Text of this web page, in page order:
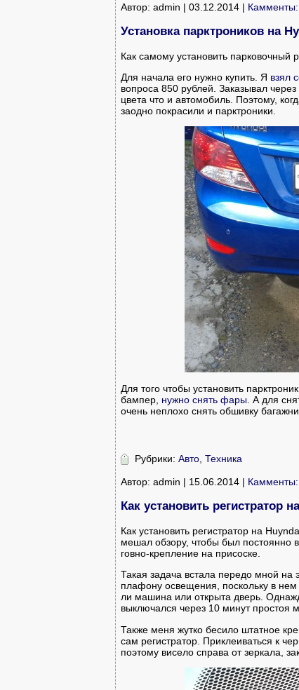
Автор: admin | 03.12.2014 | Камменты:
Установка парктроников на
Как самому установить парковочный
Для начала его нужно купить. Я взял
вопроса 850 рублей. Заказывал
цвета что и автомобиль. Поэтому,
заодно покрасили и парктроники.
Для того чтобы установить
бампер, нужно снять фары . А для
очень неплохо снять обшивку
Рубрики: Авто Техника
Автор: admin | 15.06.2014 |
Как установить регистратор
Как установить регистратор на
мешал обзору, чтобы был постоянно
говно-крепление на присоске.
Такая задача встала передо мной
плафону освещения, поскольку в нем
ли машина или открыта дверь.
выключался через 10 минут
Также меня жутко бесило штатное
сам регистратор. Приклеиваться к
поэтому висело справа от зеркала,